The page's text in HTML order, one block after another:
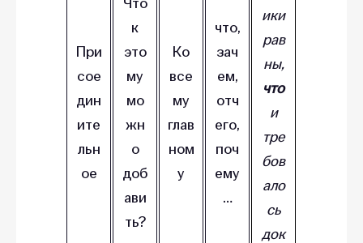
При
сое
дин
ите
льн
ое
к
это
му
мо
жн
о
доб
ави
ть?
Ко
все
му
глав
ном
у
что,
зач
ем,
отч
его,
поч
ему
…
ики
рав
ны,
что
и
тре
бов
ало
сь
док